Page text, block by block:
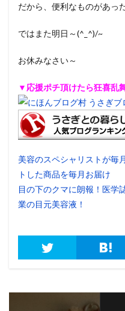
だから、便利なものがあっ
ではまた明日～(^_^)/~
お休みなさい～
▼応援ポチ頂けたら狂喜乱
美容のスペシャリストが毎
トした商品を毎月お届け
目の下のクマに朗報！医学
業の目元美容液！